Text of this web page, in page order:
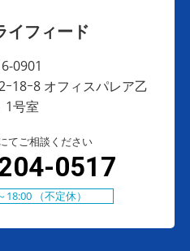
イフィード
0901
18ｰ8 オフィスパレア乙
号室
てご相談ください
0517
（不定休）